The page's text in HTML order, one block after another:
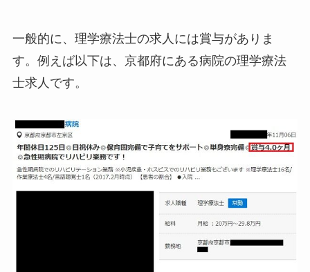
一般的に、理学療法士の求人には賞与がありま
す。例えば以下は、京都府にある病院の理学療法
士求人です。